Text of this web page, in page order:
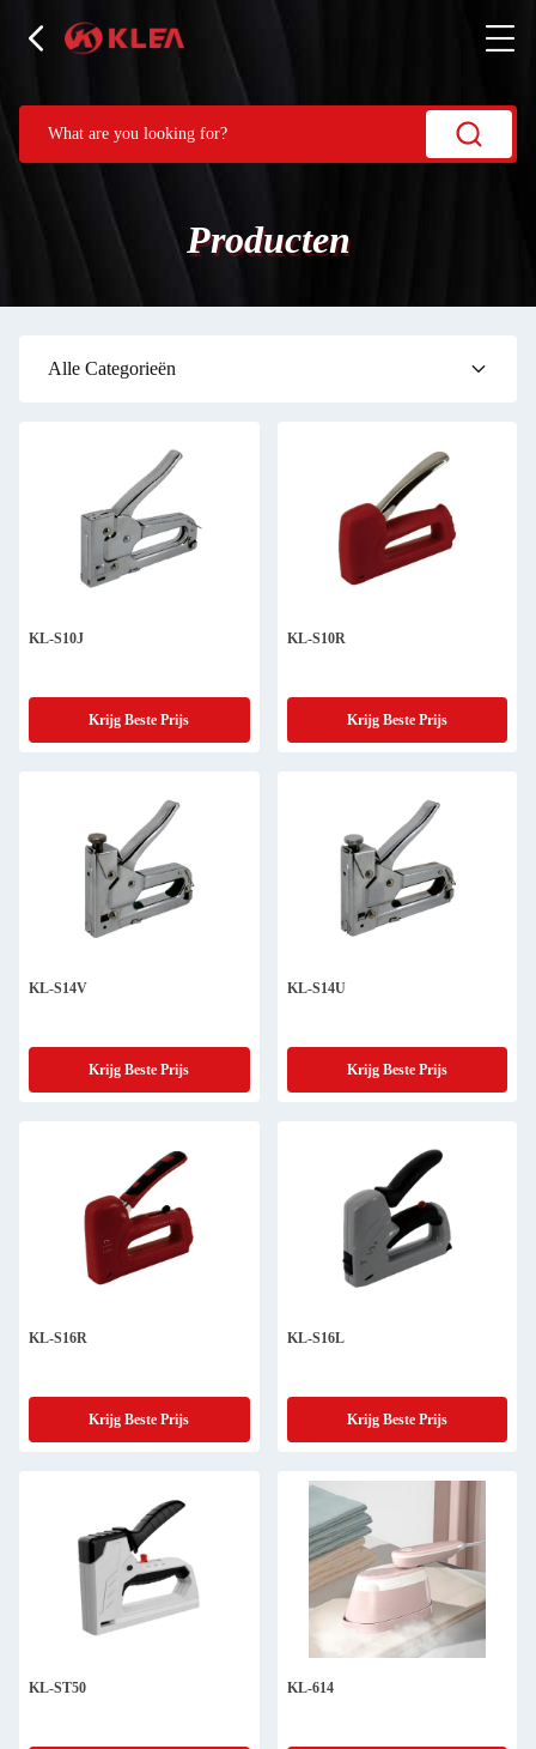
Producten
Alle Categorieën
KL-S10J
Krijg Beste Prijs
KL-S10R
Krijg Beste Prijs
KL-S14V
Krijg Beste Prijs
KL-S14U
Krijg Beste Prijs
KL-S16R
Krijg Beste Prijs
KL-S16L
Krijg Beste Prijs
KL-ST50 KL-614